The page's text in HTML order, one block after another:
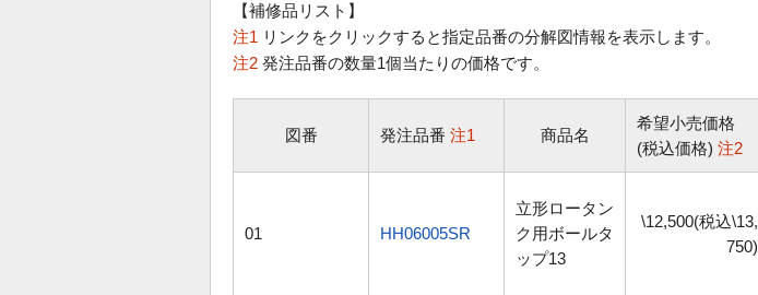
【補修品リスト】
注1 リンクをクリックすると指定品番の分解図情報を表示します。
注2 発注品番の数量1個当たりの価格です。
図番 発注品番 注1 商品名
希望小売価格
(税込価格) 注2
01 HH06005SR
立形ロータン
ク用ボールタ
ップ13
\12,500(税込\13,
750)